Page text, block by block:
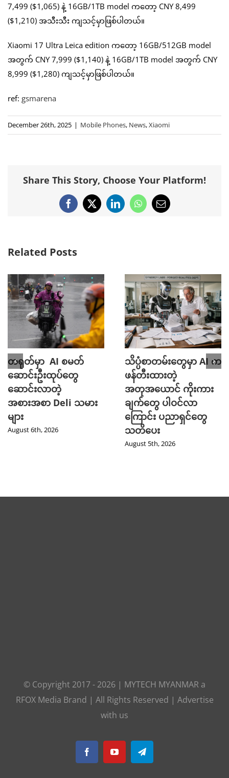
7,499 ($1,065) နဲ့ 16GB/1TB model ကတော့ CNY 8,499
($1,210) အသီးသီး ကျသင့်မှာဖြစ်ပါတယ်။
Xiaomi 17 Ultra Leica edition ကတော့ 16GB/512GB model
အတွက် CNY 7,999 ($1,140) နဲ့ 16GB/1TB model အတွက် CNY
8,999 ($1,280) ကျသင့်မှာဖြစ်ပါတယ်။
ref: gsmarena
December 26th, 2025 | Mobile Phones, News,Xiaomi
Share This Story, Choose Your Platform!
Facebook
X LinkedInWhatsApp
Email
Related Posts
တရုတ်မှာ AI စမတ်
ဆောင်းဦးထုပ်တွေ
ဆောင်းလာတဲ့
အစားအစာ Deli သမား
များ
August 6th, 2026
သိပ္ပံစာတမ်းတွေမှာ AI က
ဖန်တီးထားတဲ့
အတုအယောင် ကိုးကား
ချက်တွေ ပါဝင်လာ
ကြောင်း ပညာရှင်တွေ
သတိပေး
August 5th, 2026
© Copyright 2017 - 2026 | MYTECH MYANMAR a
RFOX Media Brand | All Rights Reserved | Advertise
with us
FacebookYouTubeTelegram